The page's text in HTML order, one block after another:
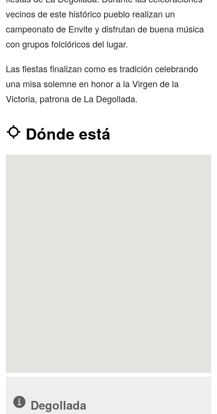
vecinos de este histórico pueblo realizan un
campeonato de Envite y disfrutan de buena música
con grupos folclóricos del lugar.
Las fiestas finalizan como es tradición celebrando
una misa solemne en honor a la Virgen de la
Victoria, patrona de La Degollada.
Dónde está
Degollada